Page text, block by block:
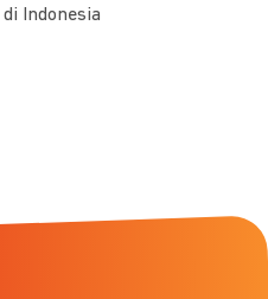
Indonesia